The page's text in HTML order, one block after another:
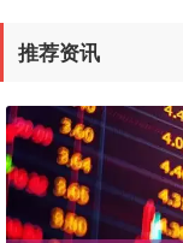
推荐资讯